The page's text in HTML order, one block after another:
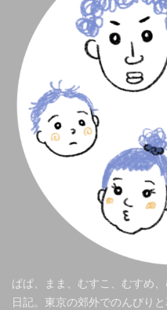
ぱぱ、まま、むすこ、むすめ
日記。東京の郊外でのんびりと